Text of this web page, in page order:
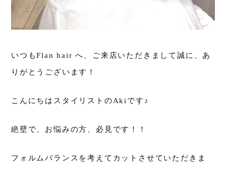
いつもFlan hair へ、ご来店いただきまして誠に、あ
りがとうございます！
こんにちはスタイリストのAkiです♪
絶壁で、お悩みの方、必見です！！
フォルムバランスを考えてカットさせていただきま